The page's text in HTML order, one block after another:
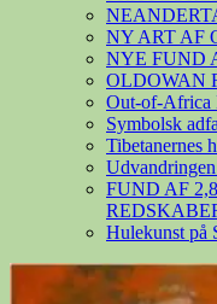
NY ART AF
NYE FUND
OLDOWAN
Out-of-Africa
Symbolsk
Tibetanernes
FUND AF
Hulekunst på